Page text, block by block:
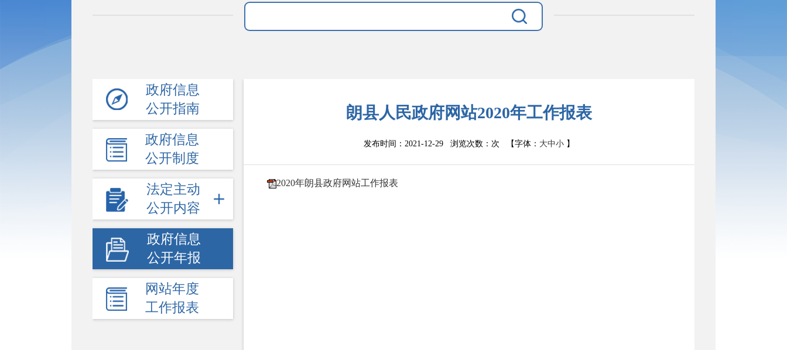
政府信息
公开指南
政府信息
公开制度
法定主动
公开内容
政府信息
公开年报
网站年度
工作报表
朗县人民政府网站2020年工作报表
发布时间：2021-12-29 浏览次数： 次 【字体： 大中小 】
2020年朗县政府网站工作报表